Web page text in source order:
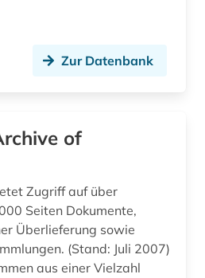
deutsches historisches museum (2)
reich (1)
deutschland (bundesrepublik) (2)
deutschland (ddr) (7)
Zur Datenbank
of
Zugriff auf über
Seiten Dokumente,
Überlieferung sowie
(Stand: Juli 2007)
aus einer Vielzahl